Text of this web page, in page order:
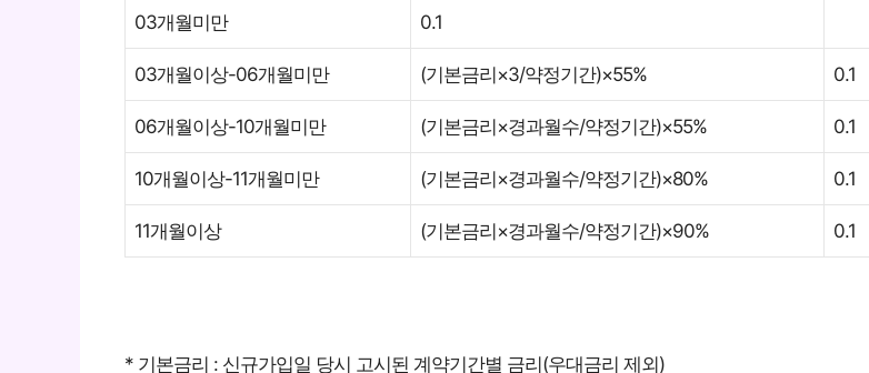
03개월미만 0.1
03개월이상-06개월미만 (기본금리×3/약정기간)×55% 0.1
06개월이상-10개월미만 (기본금리×경과월수/약정기간)×55% 0.1
10개월이상-11개월미만 (기본금리×경과월수/약정기간)×80% 0.1
11개월이상 (기본금리×경과월수/약정기간)×90% 0.1
* 기본금리 : 신규가입일 당시 고시된 계약기간별 금리(우대금리 제외)